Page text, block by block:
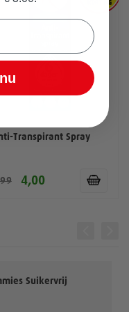
Transpirant Spray
4,00
Suikervrij